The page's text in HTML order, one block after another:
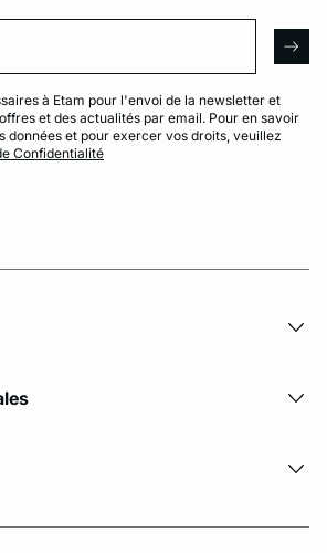
à Etam pour l'envoi de la newsletter et
et des actualités par email. Pour en savoir
données et pour exercer vos droits, veuillez
Confidentialité